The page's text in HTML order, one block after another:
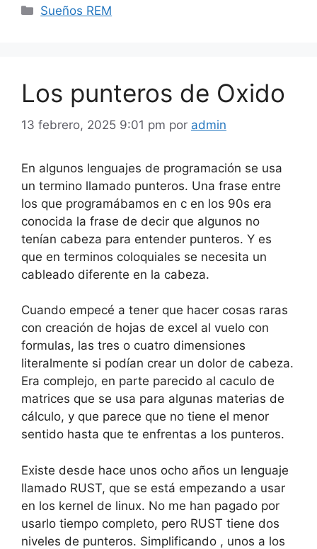
Categorías
Sueños REM
Los punteros de Oxido
13 febrero, 2025 9:01 pm por admin
En algunos lenguajes de programación se usa
un termino llamado punteros. Una frase entre
los que programábamos en c en los 90s era
conocida la frase de decir que algunos no
tenían cabeza para entender punteros. Y es
que en terminos coloquiales se necesita un
cableado diferente en la cabeza.
Cuando empecé a tener que hacer cosas raras
con creación de hojas de excel al vuelo con
formulas, las tres o cuatro dimensiones
literalmente si podían crear un dolor de cabeza.
Era complejo, en parte parecido al caculo de
matrices que se usa para algunas materias de
cálculo, y que parece que no tiene el menor
sentido hasta que te enfrentas a los punteros.
Existe desde hace unos ocho años un lenguaje
llamado RUST, que se está empezando a usar
en los kernel de linux. No me han pagado por
usarlo tiempo completo, pero RUST tiene dos
niveles de punteros. Simplificando , unos a los